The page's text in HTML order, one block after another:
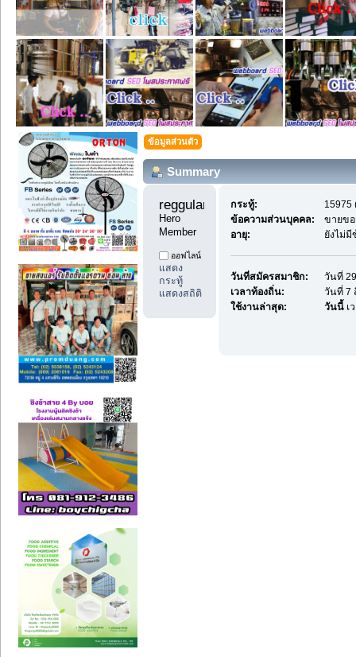
ข้อมูลส่วนตัว
Summary
reggularpost88
Hero
Member
ออฟไลน์
แสดง
กระทู้
แสดงสถิติ
กระทู้:
15975
ข้อความส่วนบุคคล:
ขายข
อายุ:
ยังไม่มี
วันที่สมัครสมาชิก:
วันที่
เวลาท้องถิ่น:
วันที่ 7
ใช้งานล่าสุด:
วันนี้เ